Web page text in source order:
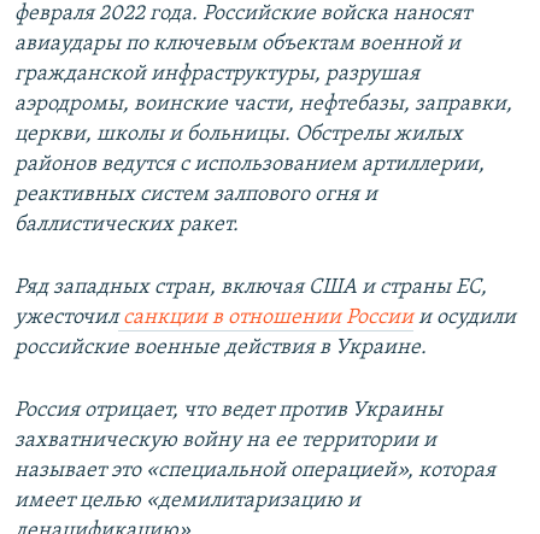
февраля 2022 года. Российские войска наносят
авиаудары по ключевым объектам военной и
гражданской инфраструктуры, разрушая
аэродромы, воинские части, нефтебазы, заправки,
церкви, школы и больницы. Обстрелы жилых
районов ведутся с использованием артиллерии,
реактивных систем залпового огня и
баллистических ракет.
Ряд западных стран, включая США и страны ЕС,
ужесточилсанкции в отношении Россиии осудили
российские военные действия в Украине.
Россия отрицает, что ведет против Украины
захватническую войну на ее территории и
называет это «специальной операцией», которая
имеет целью «демилитаризацию и